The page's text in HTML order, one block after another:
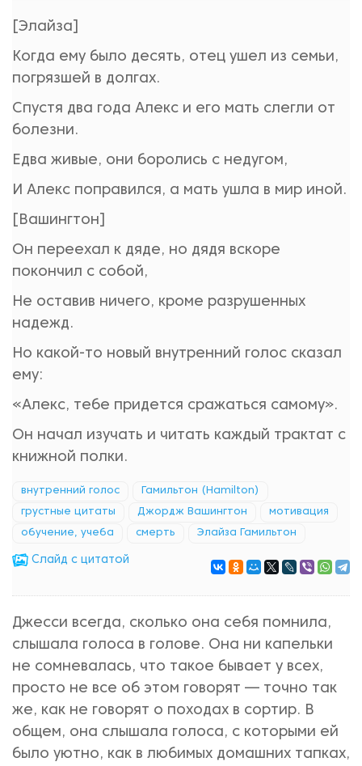
[Элайза]
Когда ему было десять, отец ушел из семьи,
погрязшей в долгах.
Спустя два года Алекс и его мать слегли от
болезни.
Едва живые, они боролись с недугом,
И Алекс поправился, а мать ушла в мир иной.
[Вашингтон]
Он переехал к дяде, но дядя вскоре
покончил с собой,
Не оставив ничего, кроме разрушенных
надежд.
Но какой-то новый внутренний голос сказал
ему:
«Алекс, тебе придется сражаться самому».
Он начал изучать и читать каждый трактат с
книжной полки.
внутренний голос Гамильтон (Hamilton)
грустные цитаты Джордж Вашингтон мотивация
обучение, учеба смерть Элайза Гамильтон
Cлайд с цитатой
Джесси всегда, сколько она себя помнила,
слышала голоса в голове. Она ни капельки
не сомневалась, что такое бывает у всех,
просто не все об этом говорят — точно так
же, как не говорят о походах в сортир. В
общем, она слышала голоса, с которыми ей
было уютно, как в любимых домашних тапках,